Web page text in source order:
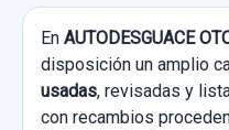
En AUTODESGUACE
disposición un amplio
usadas, revisadas y
con recambios